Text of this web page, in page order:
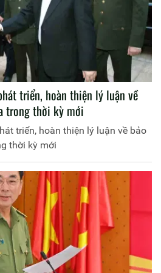
triển, hoàn thiện lý luận về
trong thời kỳ mới
triển, hoàn thiện lý luận về bảo
thời kỳ mới